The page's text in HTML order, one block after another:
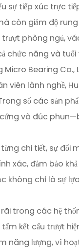
sự tiếp xúc trực
còn giảm độ rung
phòng ngủ,
chức năng và tuổi
Bearing
viên lành nghề,
số các sản
và đúc
chi tiết, sự đổi
xác, đảm bảo
không chỉ là sự
trong các hệ
kết cấu trượt
năng lượng, vì